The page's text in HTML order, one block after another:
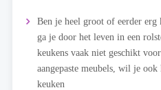
Ben je heel groot of eerder
ga je door het leven in een
keukens vaak niet geschikt
aangepaste meubels, wil je
keuken